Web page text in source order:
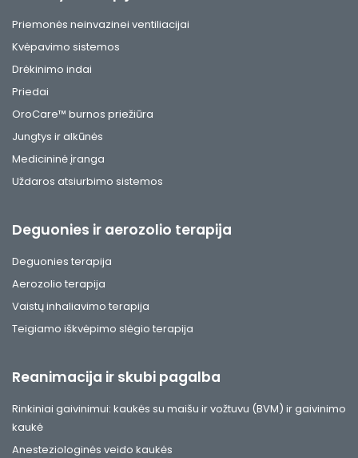
Priemonės neinvazinei ventiliacijai
Kvėpavimo sistemos
Drėkinimo indai
Priedai
OroCare™ burnos priežiūra
Jungtys ir alkūnės
Medicininė įranga
Uždaros atsiurbimo sistemos
Deguonies ir aerozolio terapija
Deguonies terapija
Aerozolio terapija
Vaistų inhaliavimo terapija
Teigiamo iškvėpimo slėgio terapija
Reanimacija ir skubi pagalba
Rinkiniai gaivinimui: kaukės su maišu ir vožtuvu (BVM) ir gaivinimo
kaukė
Anesteziologinės veido kaukės